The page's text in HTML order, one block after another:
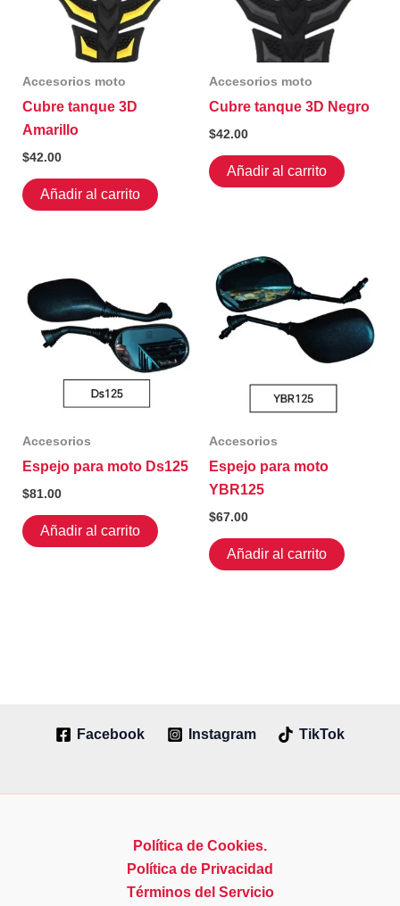
Accesorios moto
Cubre tanque 3D
Amarillo
$42.00
Añadir al carrito
Accesorios moto
Cubre tanque 3D Negro
$42.00
Añadir al carrito
Accesorios
Espejo para moto Ds125
$81.00
Añadir al carrito
Accesorios
Espejo para moto
YBR125
$67.00
Añadir al carrito
Facebook Instagram TikTok
Política de Cookies.
Política de Privacidad
Términos del Servicio